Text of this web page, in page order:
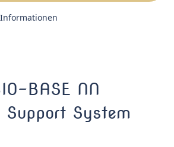
BASE NN
Support System